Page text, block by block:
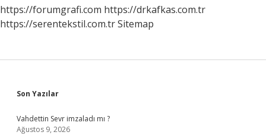
https://forumgrafi.com https://drkafkas.com.tr
https://serentekstil.com.trSitemap
Sidebar
Son Yazılar
Vahdettin Sevr imzaladı mı ?
Ağustos 9, 2026